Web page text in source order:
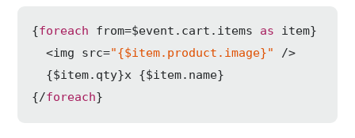
{foreach from=$event.cart.items as item}
  <img src=
"{$item.product.image}"
/>
  {$item.qty}x {$item.name}
{/foreach}